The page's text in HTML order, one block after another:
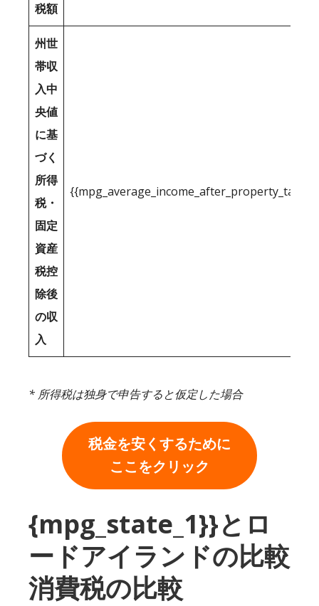
税額
州世
帯収
入中
央値
に基
づく
所得
税・
固定
資産
税控
除後
の収
入
* 所得税は独身で申告すると仮定した場合
税金を安くするために
ここをクリック
{mpg_state_1}}とロ
ードアイランドの比較
消費税の比較